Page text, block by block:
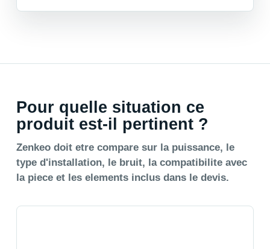
Pour quelle situation ce
produit est-il pertinent ?
Zenkeo doit etre compare sur la puissance, le
type d'installation, le bruit, la compatibilite avec
la piece et les elements inclus dans le devis.